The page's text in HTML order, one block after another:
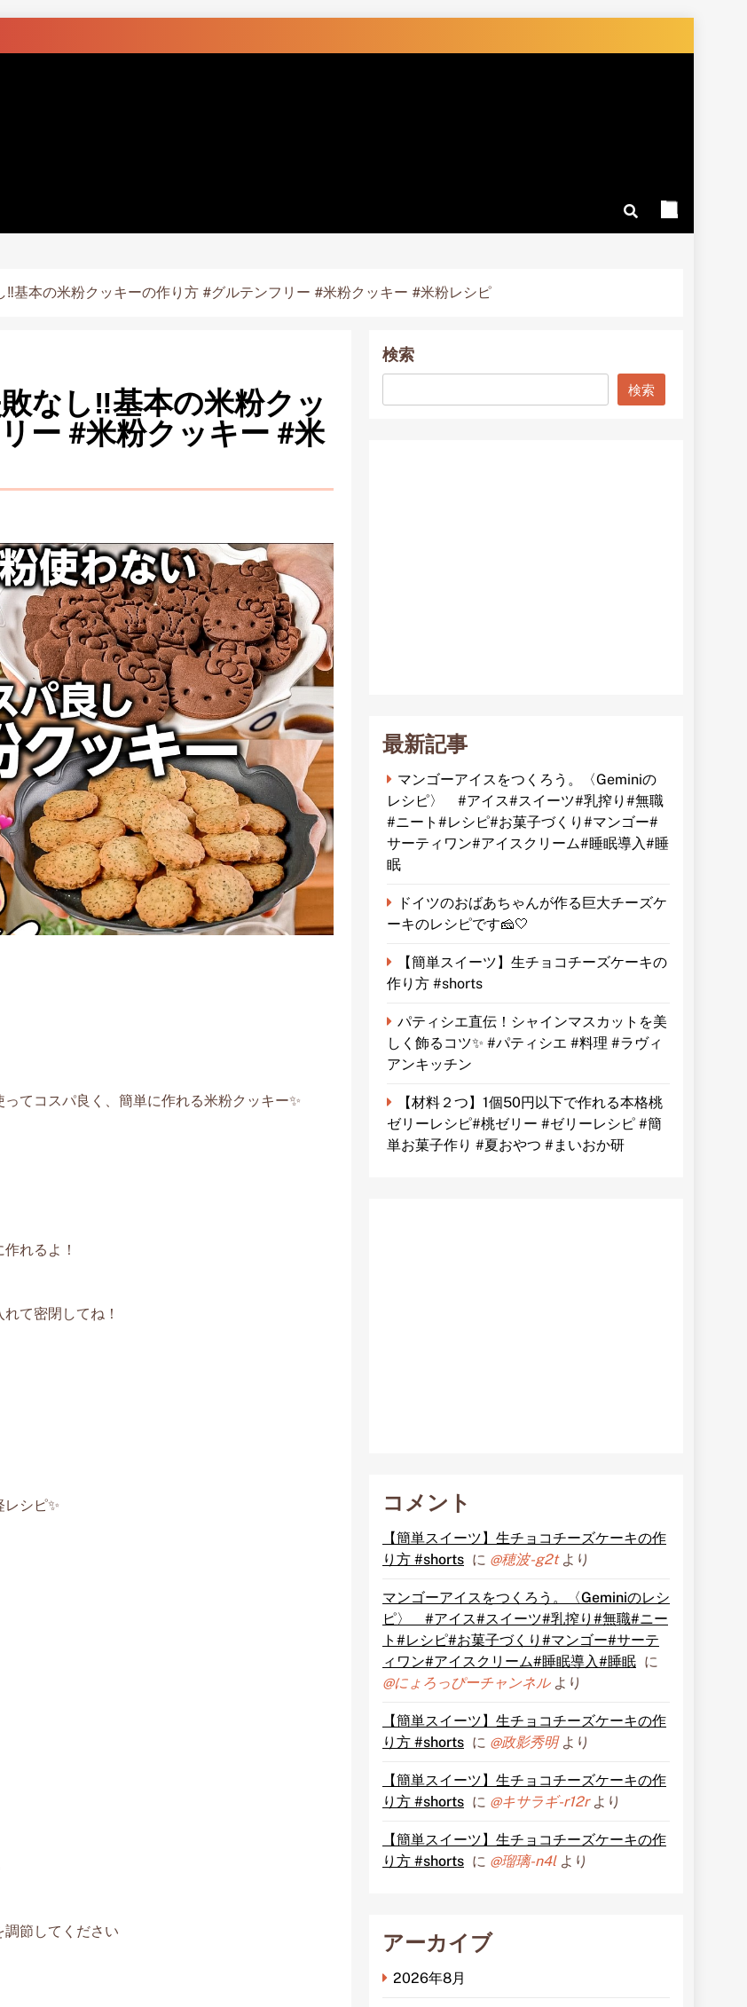
‼️基本の米粉クッキーの作り方 #グルテンフリー #米粉クッキー #米粉レシピ
なし‼️基本の米粉クッ
ー #米粉クッキー #米
てコスパ良く、簡単に作れる米粉クッキー✨️
れるよ！
て密閉してね！
シピ✨️
節してください
検索
検索
最新記事
マンゴーアイスをつくろう。〈Geminiの
レシピ〉 #アイス#スイーツ#乳搾り#無職
#ニート#レシピ#お菓子づくり#マンゴー#
サーティワン#アイスクリーム#睡眠導入#睡
眠
ドイツのおばあちゃんが作る巨大チーズケ
ーキのレシピです🧀🤍
【簡単スイーツ】生チョコチーズケーキの
作り方 #shorts
パティシエ直伝！シャインマスカットを美
しく飾るコツ✨ #パティシエ #料理 #ラヴィ
アンキッチン
【材料２つ】1個50円以下で作れる本格桃
ゼリーレシピ#桃ゼリー #ゼリーレシピ #簡
単お菓子作り #夏おやつ #まいおか研
コメント
【簡単スイーツ】生チョコチーズケーキの作
り方 #shorts に @穂波-g2tより
マンゴーアイスをつくろう。〈Geminiのレシ
ピ〉 #アイス#スイーツ#乳搾り#無職#ニー
ト#レシピ#お菓子づくり#マンゴー#サーテ
ィワン#アイスクリーム#睡眠導入#睡眠 に
@にょろっぴーチャンネルより
【簡単スイーツ】生チョコチーズケーキの作
り方 #shorts に @政影秀明より
【簡単スイーツ】生チョコチーズケーキの作
り方 #shorts に @キサラギ-r12rより
【簡単スイーツ】生チョコチーズケーキの作
り方 #shorts に @瑠璃-n4lより
アーカイブ
2026年8月